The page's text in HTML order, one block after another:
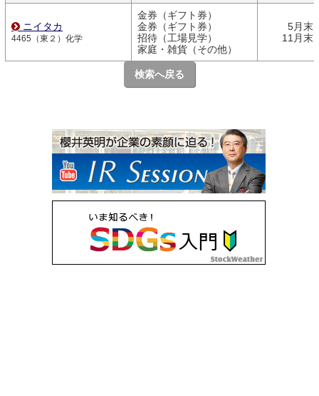
ニイタカ
4465（東２）化学
金券（ギフト券）
金券（ギフト券）
招待（工場見学）
家庭・雑貨（その他）
5月末
11月末
検索へ戻る